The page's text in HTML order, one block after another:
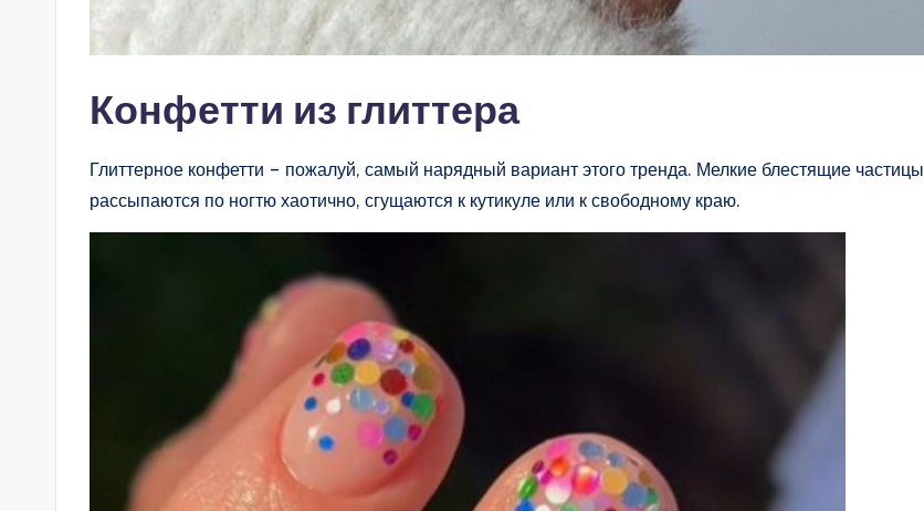
Конфетти из глиттера
Глиттерное конфетти – пожалуй, самый нарядный вариант этого тренда. Мелкие блестящие частицы
рассыпаются по ногтю хаотично, сгущаются к кутикуле или к свободному краю.